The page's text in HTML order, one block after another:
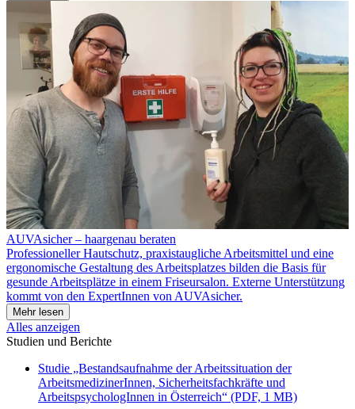
AUVAsicher – haargenau beraten
Professioneller Hautschutz, praxistaugliche Arbeitsmittel und eine
ergonomische Gestaltung des Arbeitsplatzes bilden die Basis für
gesunde Arbeitsplätze in einem Friseursalon. Externe Unterstützung
kommt von den ExpertInnen von AUVAsicher.
Mehr lesen
Alles anzeigen
Studien und Berichte
Studie „Bestandsaufnahme der Arbeitssituation der
ArbeitsmedizinerInnen, Sicherheitsfachkräfte und
ArbeitspsychologInnen in Österreich“ (PDF, 1 MB)